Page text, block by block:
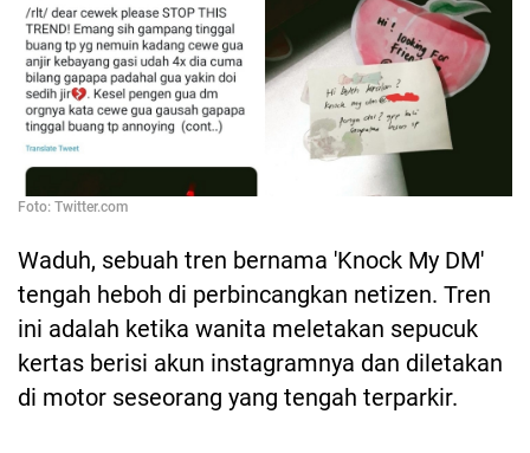
Foto: Twitter.com
Waduh, sebuah tren bernama 'Knock My DM'
tengah heboh di perbincangkan netizen. Tren
ini adalah ketika wanita meletakan sepucuk
kertas berisi akun instagramnya dan diletakan
di motor seseorang yang tengah terparkir.